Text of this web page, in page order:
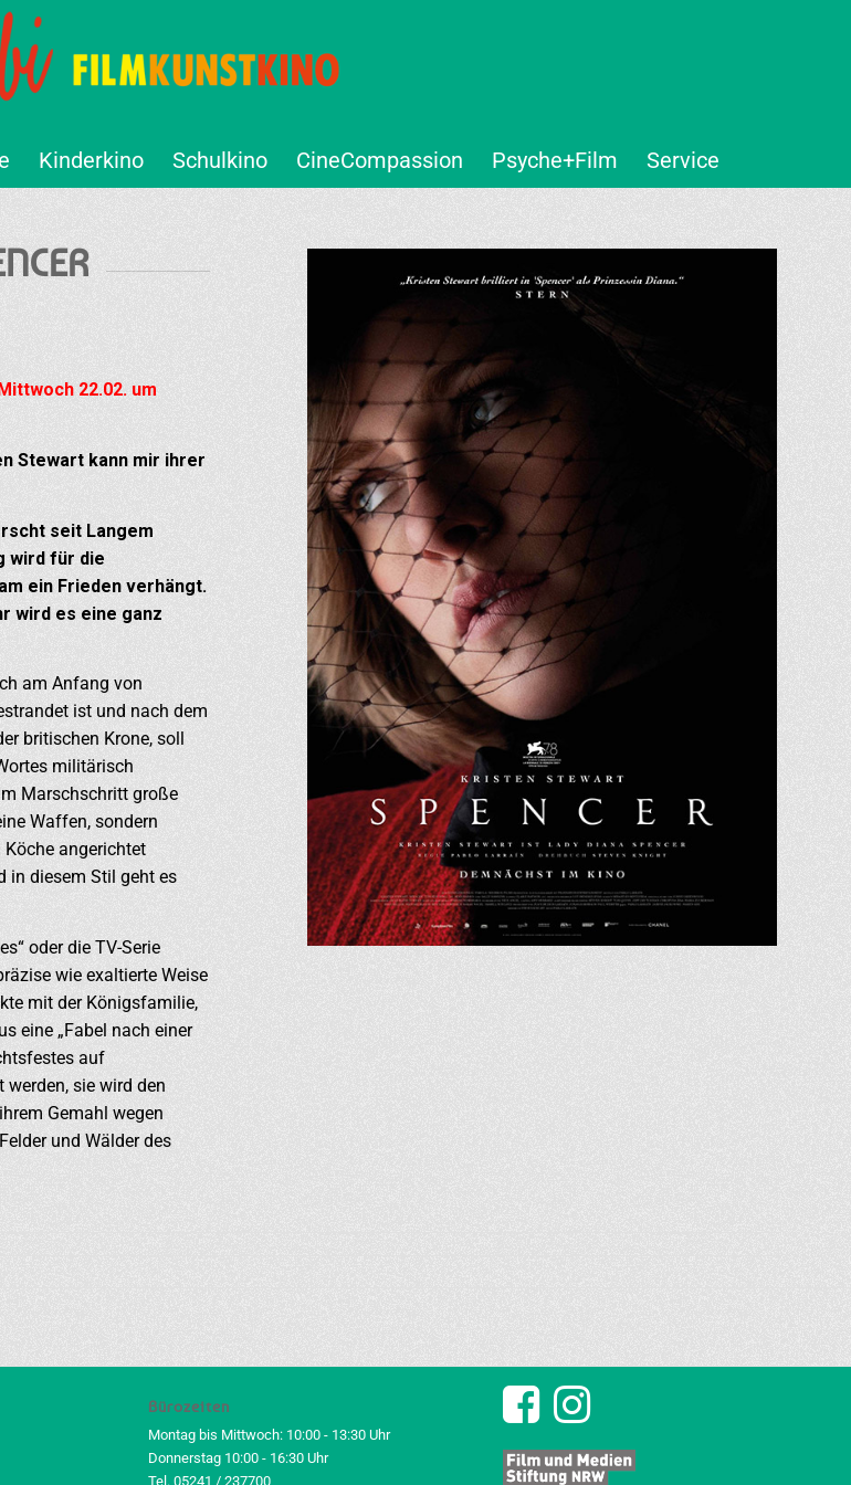
Kinderkino Schulkino CineCompassion Psyche+Film Service
22.02. um
Stewart kann mir ihrer
seit Langem
wird für die
ein Frieden verhängt.
wird es eine ganz
am Anfang von
ist und nach dem
britischen Krone, soll
militärisch
Marschschritt große
Waffen, sondern
angerichtet
in diesem Stil geht es
oder die TV-Serie
wie exaltierte Weise
mit der Königsfamilie,
eine „Fabel nach einer
auf
sie wird den
Gemahl wegen
und Wälder des
Bürozeiten
Montag bis Mittwoch: 10:00 - 13:30 Uhr
Donnerstag 10:00 - 16:30 Uhr
Tel. 05241 / 237700